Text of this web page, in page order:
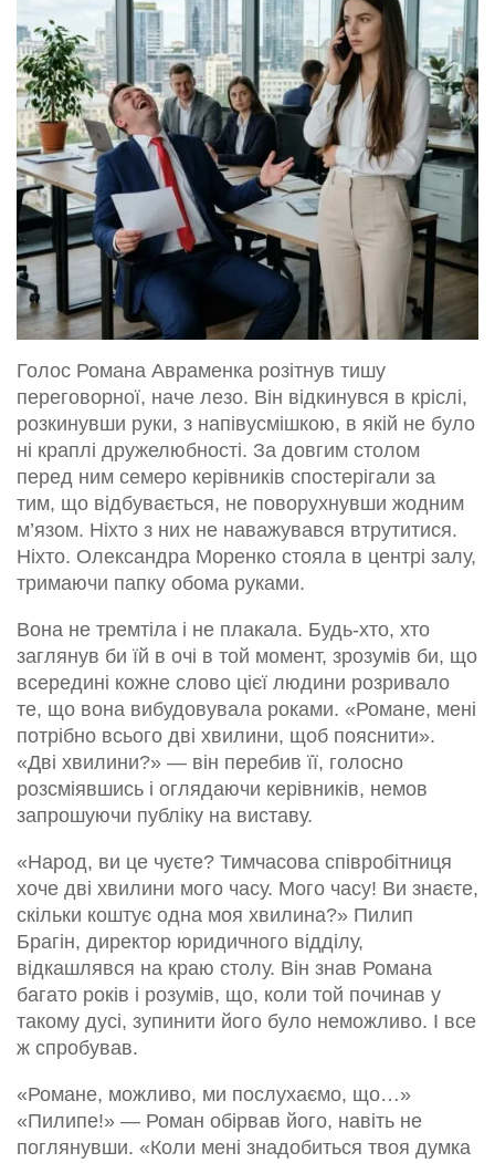
Голос Романа Авраменка розітнув тишу
переговорної, наче лезо. Він відкинувся в кріслі,
розкинувши руки, з напівусмішкою, в якій не було
ні краплі дружелюбності. За довгим столом
перед ним семеро керівників спостерігали за
тим, що відбувається, не поворухнувши жодним
м’язом. Ніхто з них не наважувався втрутитися.
Ніхто. Олександра Моренко стояла в центрі залу,
тримаючи папку обома руками.
Вона не тремтіла і не плакала. Будь-хто, хто
заглянув би їй в очі в той момент, зрозумів би, що
всередині кожне слово цієї людини розривало
те, що вона вибудовувала роками. «Романе, мені
потрібно всього дві хвилини, щоб пояснити».
«Дві хвилини?» — він перебив її, голосно
розсміявшись і оглядаючи керівників, немов
запрошуючи публіку на виставу.
«Народ, ви це чуєте? Тимчасова співробітниця
хоче дві хвилини мого часу. Мого часу! Ви знаєте,
скільки коштує одна моя хвилина?» Пилип
Брагін, директор юридичного відділу,
відкашлявся на краю столу. Він знав Романа
багато років і розумів, що, коли той починав у
такому дусі, зупинити його було неможливо. І все
ж спробував.
«Романе, можливо, ми послухаємо, що…»
«Пилипе!» — Роман обірвав його, навіть не
поглянувши. «Коли мені знадобиться твоя думка